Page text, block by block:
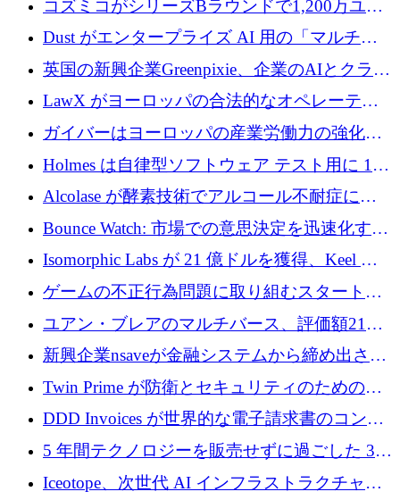
コズミコがシリーズBラウンドで1,200万ユー
ロを調達
Dust がエンタープライズ AI 用の「マルチプ
レイヤー」オペレーティング システムを構築
するシリーズ B で 4,000 万ドルを調達
英国の新興企業Greenpixie、企業のAIとクラウ
ドのエネルギー無駄を削減するために470万ポ
ンドを調達
LawX がヨーロッパの合法的なオペレーティ
ング システムを構築するために 750 万ユーロ
を調達
ガイバーはヨーロッパの産業労働力の強化に
貢献するために 140 万ユーロを獲得
Holmes は自律型ソフトウェア テスト用に 110
万ユーロのプレシードを提供して開始
Alcolase が酵素技術でアルコール不耐症に取
り組むために 150 万ユーロを調達
Bounce Watch: 市場での意思決定を迅速化する
ためのインテリジェンス層を構築する
Isomorphic Labs が 21 億ドルを獲得、Keel の
ネオバンク後の軸、ポーランドのソフトウェ
ア進化
ゲームの不正行為問題に取り組むスタートア
ップを紹介する
ユアン・ブレアのマルチバース、評価額21億
ドルで7,000万ドルを調達
新興企業nsaveが金融システムから締め出され
たシリア人に国際銀行アクセスをもたらす
Twin Prime が防衛とセキュリティのためのフ
ロンティア AI モデルを構築するために 1,000
万ドルのプレシードを獲得
DDD Invoices が世界的な電子請求書のコンプ
ライアンスを簡素化するために 131 万ユーロ
を調達
5 年間テクノロジーを販売せずに過ごした 3D
プリンティングのスタートアップを紹介しま
Iceotope、次世代 AI インフラストラクチャの